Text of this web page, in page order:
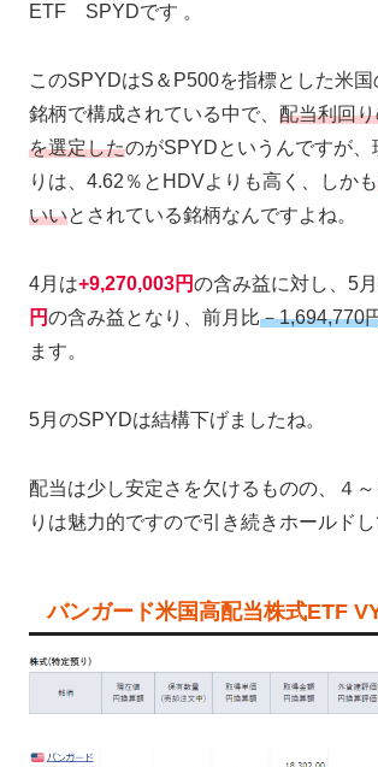
ETF SPYDです 。
このSPYDはS＆P500を指標とした米
銘柄で構成されている中で、 配当利回
を選定したのがSPYDというんですが、
りは、4.62％とHDVよりも高く、しかも
いいとされている銘柄なんですよね。
4月は+9,270,003円の含み益に対し、5
円の含み益となり、前月比－1,694,770
ます。
5月のSPYDは結構下げましたね。
配当は少し安定さを欠けるものの、４
りは魅力的ですので引き続きホールドし
バンガード米国高配当株式ETF